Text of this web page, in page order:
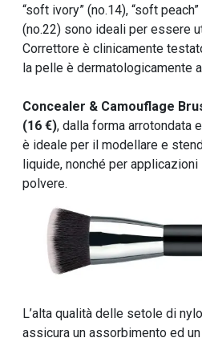
“soft ivory” (no.14), “soft
(no.22) sono ideali per essere
Correttore è clinicamente
la pelle è dermatologicamente
Concealer & Camouflage
(16 €), dalla forma arrotondata
è ideale per il modellare e
liquide, nonché per
polvere.
L’alta qualità delle setole di
assicura un assorbimento ed